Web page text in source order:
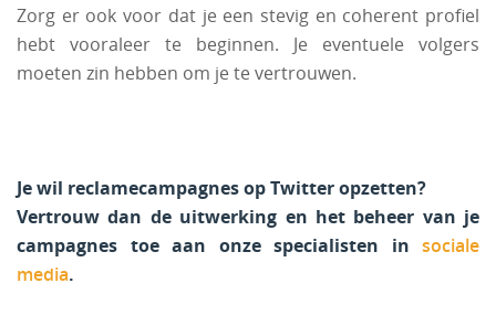
Zorg er ook voor dat je een stevig en coherent profiel
hebt vooraleer te beginnen. Je eventuele volgers
moeten zin hebben om je te vertrouwen.
Je wil reclamecampagnes op Twitter opzetten?
Vertrouw dan de uitwerking en het beheer van je
campagnes toe aan onze specialisten in sociale
media.